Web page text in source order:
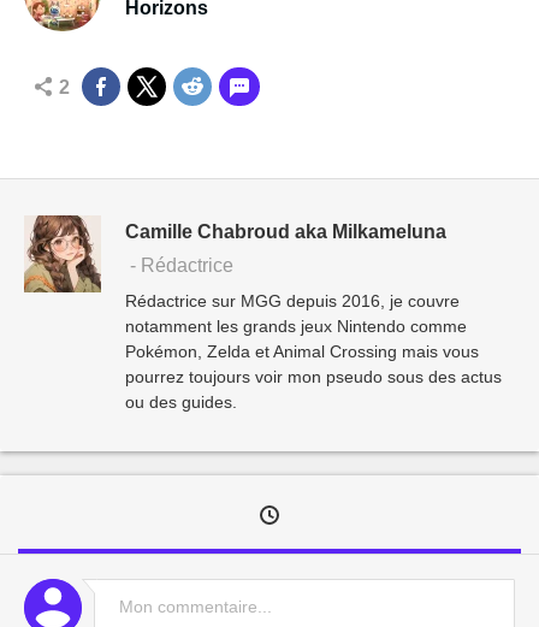
Horizons
2
Camille Chabroud aka Milkameluna
- Rédactrice
Rédactrice sur MGG depuis 2016, je couvre
notamment les grands jeux Nintendo comme
Pokémon, Zelda et Animal Crossing mais vous
pourrez toujours voir mon pseudo sous des actus
ou des guides.